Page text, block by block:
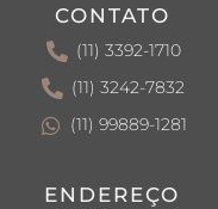
CONTATO
(11) 3392-1710
(11) 3242-7832
(11) 99889-1281
ENDEREÇO